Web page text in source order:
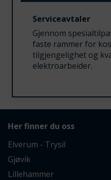
Serviceavtaler
Gjennom
faste rammer for
tilgjengelighet og
elektroarbeider.
Her finner du oss
Elverum - Trysil
Gjøvik
Lillehammer